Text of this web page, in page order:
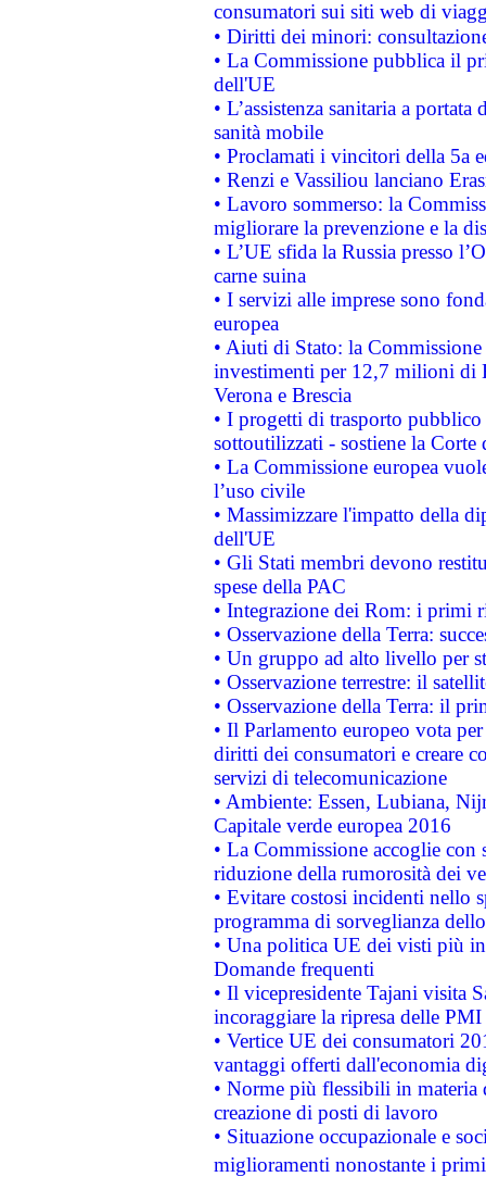
consumatori sui siti web di
• Diritti dei minori:
• La Commissione pubblica il
dell'UE
• L’assistenza sanitaria a
sanità mobile
• Proclamati i vincitori della 5a
• Renzi e Vassiliou lanciano
• Lavoro sommerso: la
migliorare la prevenzione e la
• L’UE sfida la Russia presso
carne suina
• I servizi alle imprese sono
europea
• Aiuti di Stato: la
investimenti per 12,7 milioni di
Verona e Brescia
• I progetti di trasporto
sottoutilizzati - sostiene la Corte
• La Commissione europea
l’uso civile
• Massimizzare l'impatto della
dell'UE
• Gli Stati membri devono
spese della PAC
• Integrazione dei Rom: i primi
• Osservazione della Terra:
• Un gruppo ad alto livello per
• Osservazione terrestre: il
• Osservazione della Terra: il
• Il Parlamento europeo vota
diritti dei consumatori e creare
servizi di telecomunicazione
• Ambiente: Essen, Lubiana,
Capitale verde europea 2016
• La Commissione accoglie
riduzione della rumorosità dei
• Evitare costosi incidenti nello
programma di sorveglianza
• Una politica UE dei visti più
Domande frequenti
• Il vicepresidente Tajani visita
incoraggiare la ripresa delle
• Vertice UE dei consumatori
vantaggi offerti dall'economia
• Norme più flessibili in materia
creazione di posti di lavoro
• Situazione occupazionale e
miglioramenti nonostante i